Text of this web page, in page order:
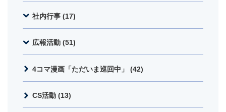
社内行事 (17)
広報活動 (51)
4コマ漫画「ただいま巡回中」 (42)
CS活動 (13)